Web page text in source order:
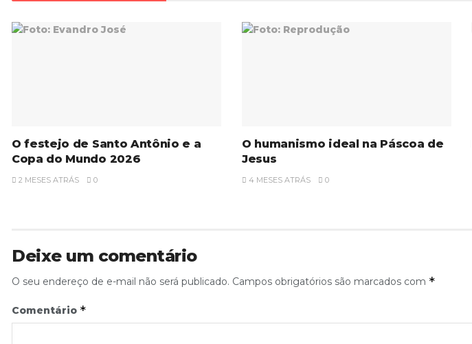
O festejo de Santo Antônio e a
Copa do Mundo 2026
2 MESES ATRÁS 0
O humanismo ideal na Páscoa de
Jesus
4 MESES ATRÁS 0
Deixe um comentário
O seu endereço de e-mail não será publicado. Campos obrigatórios são marcados com *
Comentário *